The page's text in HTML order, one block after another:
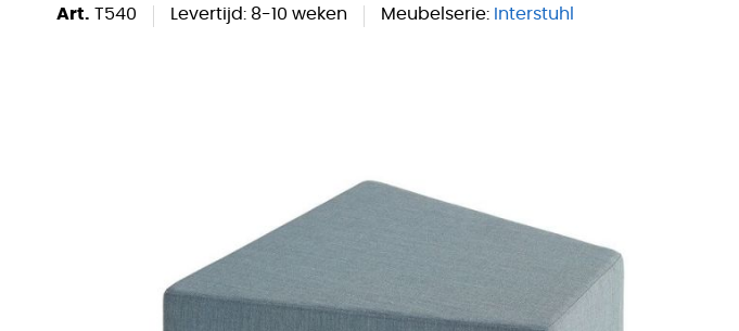
Art. T540 Levertijd: 8-10 weken Meubelserie: Interstuhl